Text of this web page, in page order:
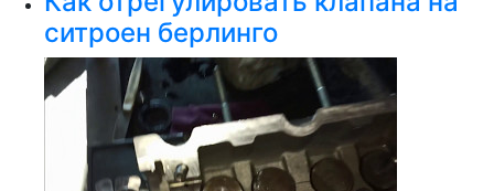
ситроен берлинго